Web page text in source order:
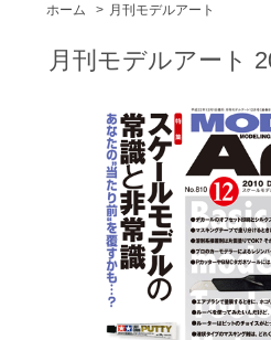
ホーム > 月刊モデルアート
月刊モデルアート